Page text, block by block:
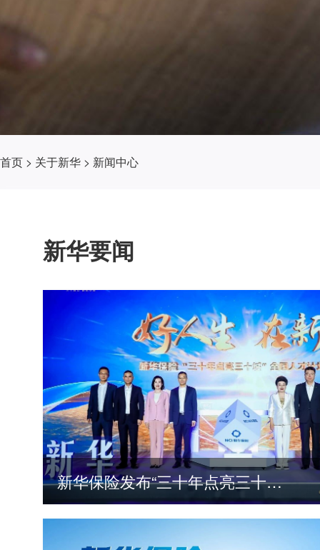
首页 > 关于新华 > 新闻中心
新华要闻
新华保险发布“三十年点亮三十城”全国人才计划